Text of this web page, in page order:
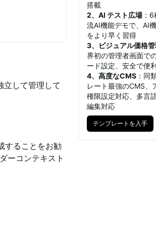
立して管理して
することをお勧
ーコンテキスト
搭載
2、AI テスト広場：6
流AI機能デモで、AI
をより早く習得
3、ビジュアル価格
界初の管理者画面で
ード設定、安全で便
4、高度なCMS ：同
レート最強のCMS、
権限設定対応、多言
編集対応
テンプレートを入手
テンプレー